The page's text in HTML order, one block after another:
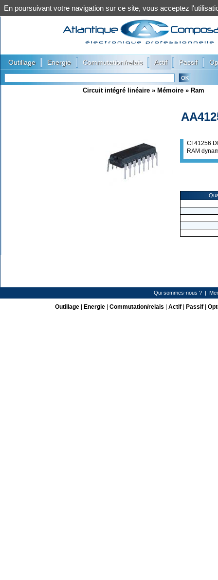
Outillage Energie Commutation/relais Actif Passif
Circuit intégré linéaire » Mémoire » Ram
CI 41256
RAM
Qui sommes-nous ?|
Outillage| Energie| Commutation/relais Actif| Passif|
En poursuivant votre navigation sur ce site, vous acceptez